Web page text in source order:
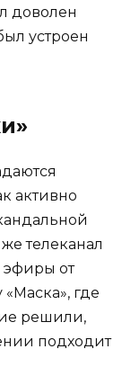
доволен
устроен
активно
телеканал
эфиры от
где
решили,
подходит